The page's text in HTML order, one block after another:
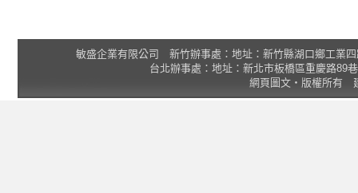
敏盛企業有限公司 新竹辦事處：地址：新竹縣湖口鄉工業
台北辦事處：地址：新北市板橋區重慶路89
網頁圖文‧版權所有 建